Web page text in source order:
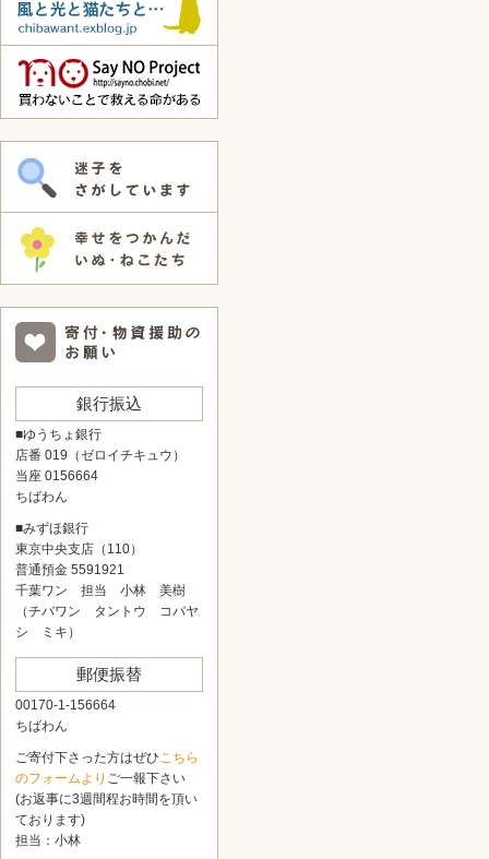
銀行振込
■ゆうちょ銀行
店番 019（ゼロイチキュウ）
当座 0156664
ちばわん
■みずほ銀行
東京中央支店（110）
普通預金 5591921
千葉ワン 担当 小林 美樹
（チバワン タントウ コバヤ
シ ミキ）
郵便振替
00170-1-156664
ちばわん
ご寄付下さった方はぜひこちら
のフォームより ご一報下さい
(お返事に3週間程お時間を頂い
ております)
担当：小林